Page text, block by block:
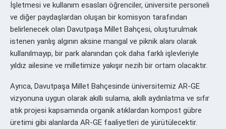
İşletmesi ve kullanım esasları öğrenciler, üniversite personeli
ve diğer paydaşlardan oluşan bir komisyon tarafından
belirlenecek olan Davutpaşa Millet Bahçesi, oluşturulmak
istenen yanlış algının aksine mangal ve piknik alanı olarak
kullanılmayıp, bir park alanından çok daha farklı işlevleriyle
yıldız ailesine ve milletimize yakışır nezih bir ortam olacaktır.
Ayrıca, Davutpaşa Millet Bahçesinde üniversitemiz AR-GE
vizyonuna uygun olarak akıllı sulama, akıllı aydınlatma ve sıfır
atık projesi kapsamında organik atıklardan kompost gübre
üretimi gibi alanlarda AR-GE faaliyetleri de yürütülecektir.